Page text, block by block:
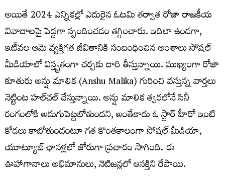
అయితే 2024 ఎన్నికల్లో ఎదురైన ఓటమి తర్వాత రోజా రాజకీయ
వివాదాలపై పెద్దగా స్పందించడం తగ్గించారు. ఇదిలా ఉండగా,
ఇటీవల ఆమె వ్యక్తిగత జీవితానికి సంబంధించిన అంశాలు సోషల్
మీడియాలో విస్తృతంగా చర్చకు దారి తీస్తున్నాయి. ముఖ్యంగా రోజా
కూతురు అన్షు మాలిక (Anshu Malika) గురించి వస్తున్న వార్తలు
నెట్టింట హల్‌చల్ చేస్తున్నాయి. అన్షు మాలిక త్వరలోనే సినీ
రంగంలోకి అడుగుపెట్టబోతుందని, అంతేకాదు ఓ స్టార్ హీరో ఇంటి
కోడలు కాబోతుందంటూ గత కొంతకాలంగా సోషల్ మీడియా,
యూట్యూబ్ ఛానళ్లలో జోరుగా ప్రచారం సాగింది. ఈ
ఊహాగానాలు అభిమానులు, నెటిజన్లలో ఆసక్తిని రేపాయి.